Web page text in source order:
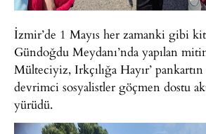
İzmir’de 1 Mayıs her zamanki gibi
Gündoğdu Meydanı’nda yapılan
Mülteciyiz, Irkçılığa Hayır’ pankartın
devrimci sosyalistler göçmen dostu
yürüdü.